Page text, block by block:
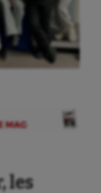
les